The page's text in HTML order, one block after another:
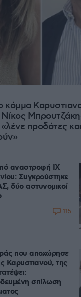
κόμμα
Νίκος
προδότες
αναστροφή ΙΧ
Συγκρούστηκε
δύο αστυνομικοί
115
που αποχώρησε
Καρυστιανού, της
σπίλωση